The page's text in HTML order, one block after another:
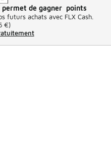
de gagner points
futurs achats avec FLX Cash.
€)